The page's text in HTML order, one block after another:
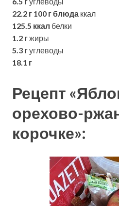
22.2 г 100 г блюда ккал
125.5 ккал белки
1.2 гжиры
5.3 гуглеводы
18.1 г
Рецепт
орехово-
корочке»: